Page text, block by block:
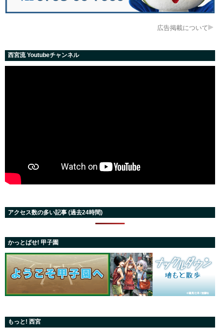
広告掲載について
西宮流 Youtubeチャンネル
アクセス数の多い記事 (過去24時間)
かっとばせ! 甲子園
もっと! 西宮